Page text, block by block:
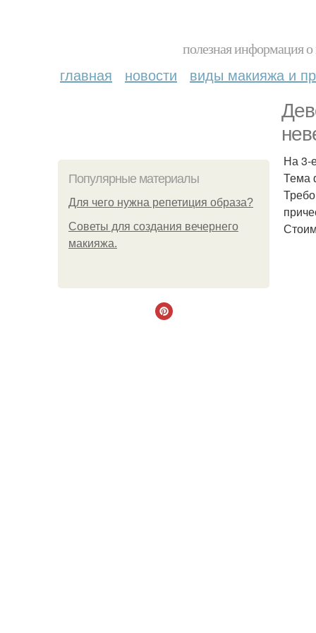
полезная информация
главная новости виды макияжа и
Популярные материалы
Для чего нужна репетиция образа?
Советы для создания вечернего
макияжа.
На 3-
Тема